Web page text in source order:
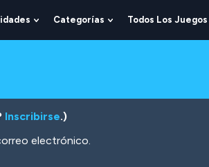
Show
Submenu
Categorías
Show
Submenu
Todos Los Juegos
Inscribirse.)
electrónico.